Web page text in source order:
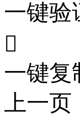
一键验

一键复
上一页